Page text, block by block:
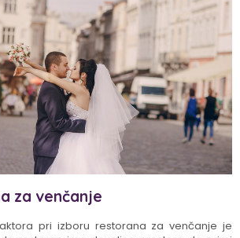
za venčanje
pri izboru restorana za venčanje je